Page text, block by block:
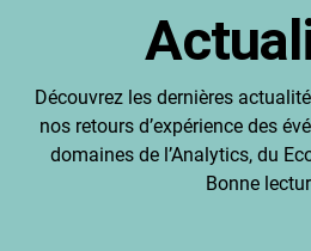
l'ecommerce
Découvrez les dernières
nos retours d’expérience des
domaines de l’Analytics, du
Bonne